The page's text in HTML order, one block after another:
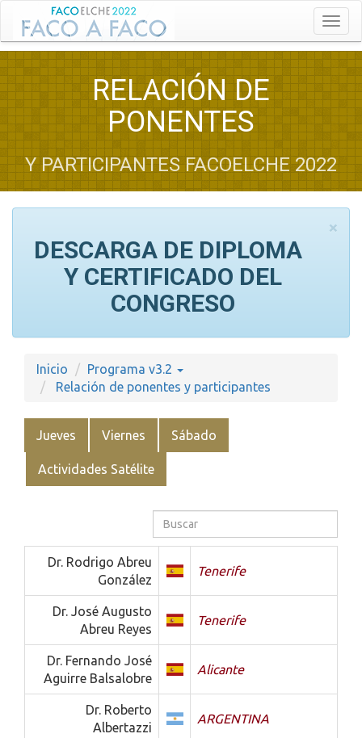
RELACIÓN DE
PONENTES
Y PARTICIPANTES FACOELCHE 2022
×
DESCARGA DE DIPLOMA
Y CERTIFICADO DEL
CONGRESO
Inicio
Programa v3.2
Relación de ponentes y participantes
Jueves Viernes Sábado
Actividades Satélite
Dr. Rodrigo Abreu
González
Tenerife
Dr. José Augusto
Abreu Reyes
Tenerife
Dr. Fernando José
Aguirre Balsalobre
Alicante
Dr. Roberto
Albertazzi
ARGENTINA